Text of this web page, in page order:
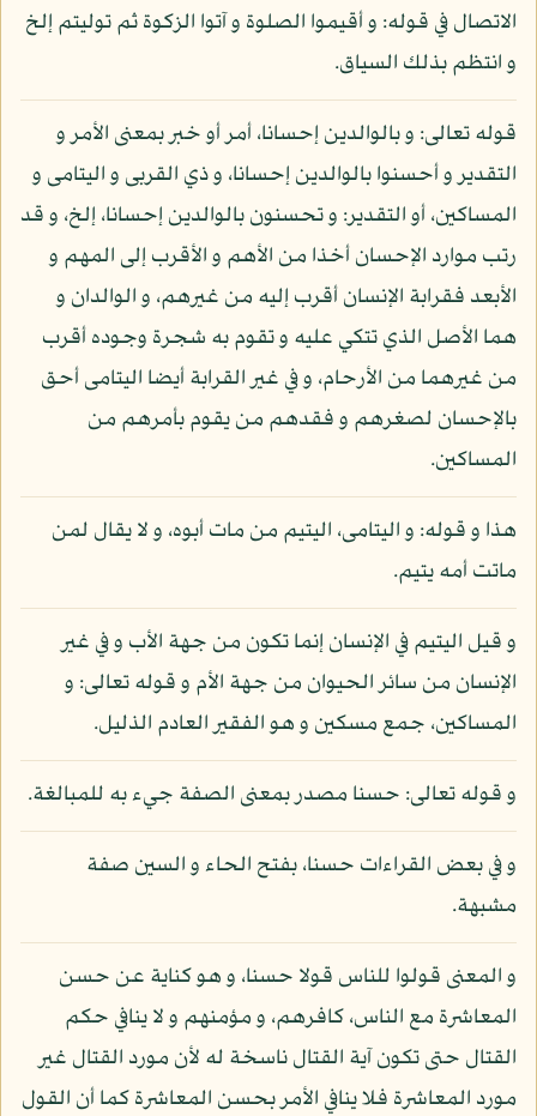
الاتصال في قوله: و أقيموا الصلوة و آتوا الزكوة ثم توليتم إلخ
و انتظم بذلك السياق.
قوله تعالى: و بالوالدين إحسانا، أمر أو خبر بمعنى الأمر و
التقدير و أحسنوا بالوالدين إحسانا، و ذي القربى و اليتامى و
المساكين، أو التقدير: و تحسنون بالوالدين إحسانا، إلخ، و قد
رتب موارد الإحسان أخذا من الأهم و الأقرب إلى المهم و
الأبعد فقرابة الإنسان أقرب إليه من غيرهم، و الوالدان و
هما الأصل الذي تتكي عليه و تقوم به شجرة وجوده أقرب
من غيرهما من الأرحام، و في غير القرابة أيضا اليتامى أحق
بالإحسان لصغرهم و فقدهم من يقوم بأمرهم من
المساكين.
هذا و قوله: و اليتامى، اليتيم من مات أبوه، و لا يقال لمن
ماتت أمه يتيم.
و قيل اليتيم في الإنسان إنما تكون من جهة الأب و في غير
الإنسان من سائر الحيوان من جهة الأم و قوله تعالى: و
المساكين، جمع مسكين و هو الفقير العادم الذليل.
و قوله تعالى: حسنا مصدر بمعنى الصفة جيء به للمبالغة.
و في بعض القراءات حسنا، بفتح الحاء و السين صفة
مشبهة.
و المعنى قولوا للناس قولا حسنا، و هو كناية عن حسن
المعاشرة مع الناس، كافرهم، و مؤمنهم و لا ينافي حكم
القتال حتى تكون آية القتال ناسخة له لأن مورد القتال غير
مورد المعاشرة فلا ينافي الأمر بحسن المعاشرة كما أن القول